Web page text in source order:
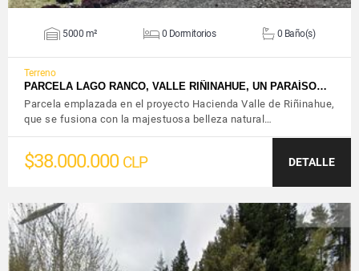
5000 m² 0 Dormitorios 0 Baño(s)
Terreno
PARCELA LAGO RANCO, VALLE RIÑINAHUE, UN PARAÍSO…
Parcela emplazada en el proyecto Hacienda Valle de Riñinahue,
que se fusiona con la majestuosa belleza natural…
$38.000.000 CLP DETALLE